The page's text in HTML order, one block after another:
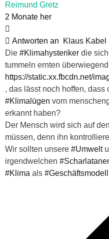
Reimund Gretz
2 Monate her
Antworten an
Klaus Kabel
Die #Klimahysteriker die
tummeln ernten überwiegend
https://static.xx.fbcdn.net/
, das lässt noch hoffen, dass
#Klimalügen vom
erkannt haben?
Der Mensch wird sich auf den
müssen, denn ihn
Wir sollten unsere #Umwelt
irgendwelchen
#Klima als #Geschäftsmodell